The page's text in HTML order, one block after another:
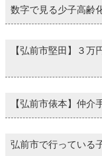
数字で見る少子高齢
【弘前市堅田】３万
【弘前市俵本】仲介
弘前市で行っている